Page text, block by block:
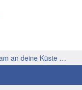
an deine Küste …